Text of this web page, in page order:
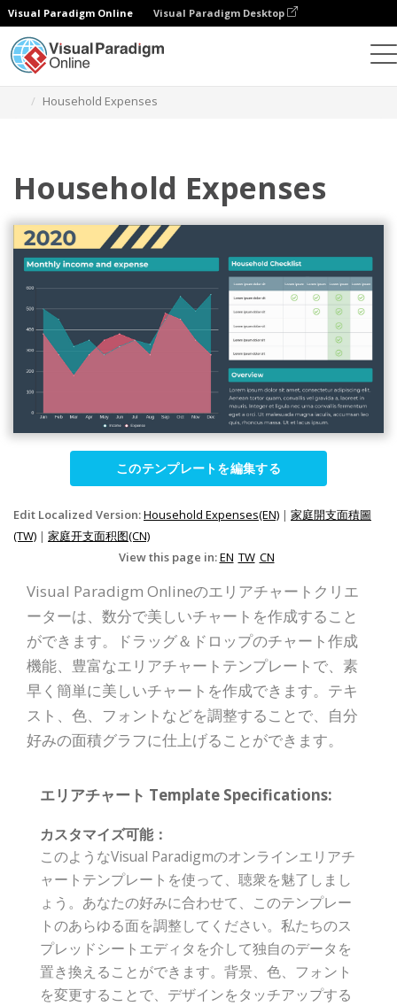
Visual Paradigm Online Visual Paradigm Desktop
Household Expenses
Household Expenses
このテンプレートを編集する
Edit Localized Version:Household Expenses(EN) | 家庭開支面積圖
(TW) | 家庭开支面积图(CN)
View this page in:EN TW CN
Visual Paradigm Onlineのエリアチャートクリエ
ーターは、数分で美しいチャートを作成すること
ができます。ドラッグ＆ドロップのチャート作成
機能、豊富なエリアチャートテンプレートで、素
早く簡単に美しいチャートを作成できます。テキ
スト、色、フォントなどを調整することで、自分
好みの面積グラフに仕上げることができます。
エリアチャート Template Specifications:
カスタマイズ可能：
このようなVisual Paradigmのオンラインエリアチ
ャートテンプレートを使って、聴衆を魅了しまし
ょう。あなたの好みに合わせて、このテンプレー
トのあらゆる面を調整してください。私たちのス
プレッドシートエディタを介して独自のデータを
置き換えることができます。背景、色、フォント
を変更することで、デザインをタッチアップする